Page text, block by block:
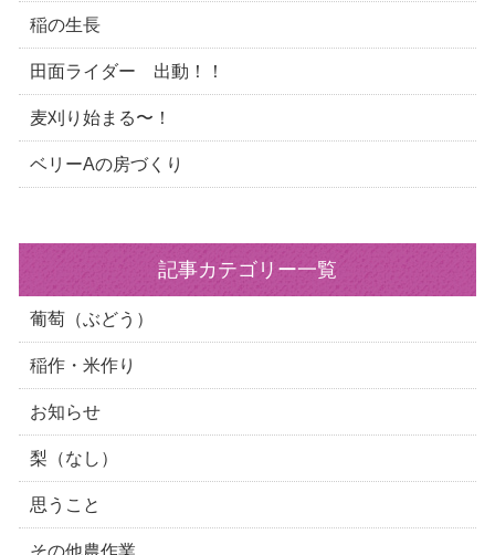
稲の生長
田面ライダー 出動！！
麦刈り始まる〜！
ベリーAの房づくり
記事カテゴリー一覧
葡萄（ぶどう）
稲作・米作り
お知らせ
梨（なし）
思うこと
その他農作業